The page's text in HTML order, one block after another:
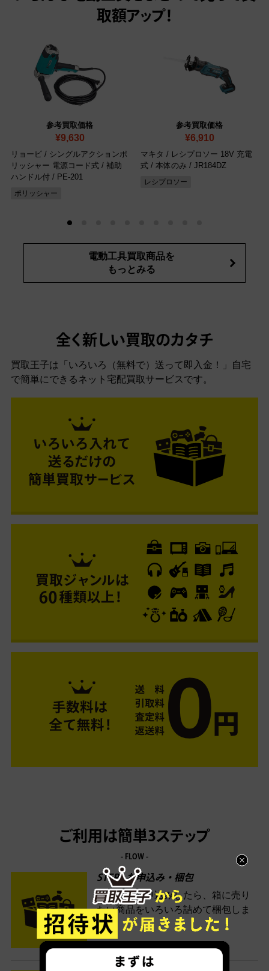
取額アップ！
参考買取価格
¥9,630
リョービ / シングルアクションポ
リッシャー 電源コード式 / 補助
ハンドル付 / PE-201
ポリッシャー
参考買取価格
¥6,910
マキタ / レシプロソー 18V 充電
式 / 本体のみ / JR184DZ
レシプロソー
電動工具買取商品を
もっとみる
全く新しい買取のカタチ
買取王子は「いろいろ（無料で）送って即入金！」自宅
で簡単にできるネット宅配買取サービスです。
ご利用は簡単3ステップ
- FLOW -
STEP1 お申込み・梱包
ネットでお申込みしたら、箱に売り
たい商品をいろいろ詰めて梱包しま
す。